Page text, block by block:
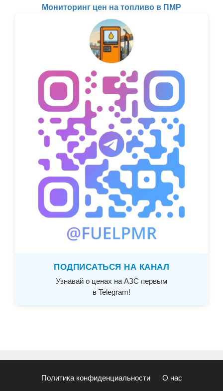
Мониторинг цен на топливо в ПМР
ПОДПИСАТЬСЯ НА КАНАЛ
Узнавай о ценах на АЗС первым
в Telegram!
Политика конфиденциальности О нас